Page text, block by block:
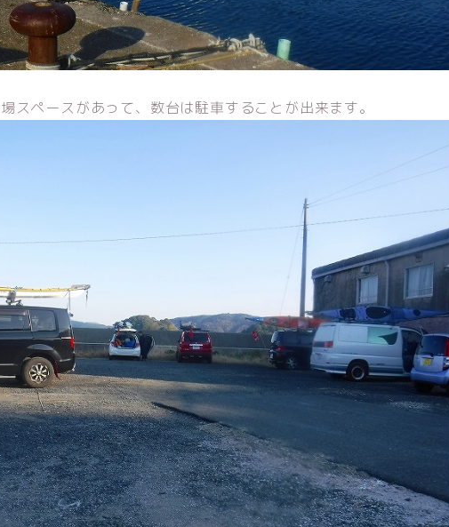
スペースがあって、数台は駐車することが出来ます。